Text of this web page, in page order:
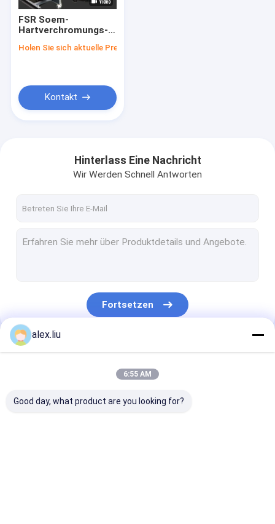
Qualitätskontrolle
Fordern Sie ein Zitat
RTP-Rohr-Fertigungsstraße
Vakuumbeschichtungs-Maschine
HDPErohr-Verdrängungsmaschine
FSR Soem-
Hartverchromungs-
Magnetron, das für
Holen Sie sich aktuelle Preis
Kontakt
Hinterlass Eine Nachricht
Wir Werden Schnell Antworten
Fortsetzen
Unsere Kategorien
alex.liu
6:55 AM
Good day, what product are you looking for?